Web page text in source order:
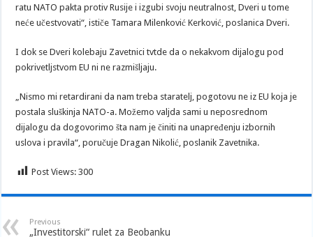
ratu NATO pakta protiv Rusije i izgubi svoju neutralnost, Dveri u tome
neće učestvovati“, ističe Tamara Milenković Kerković, poslanica Dveri.
I dok se Dveri kolebaju Zavetnici tvtde da o nekakvom dijalogu pod
pokrivetljstvom EU ni ne razmišljaju.
„Nismo mi retardirani da nam treba staratelj, pogotovu ne iz EU koja je
postala sluškinja NATO-a. Možemo valjda sami u neposrednom
dijalogu da dogovorimo šta nam je činiti na unapređenju izbornih
uslova i pravila“, poručuje Dragan Nikolić, poslanik Zavetnika.
Post Views: 300
Previous
„Investitorski“ rulet za Beobanku